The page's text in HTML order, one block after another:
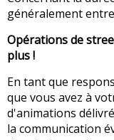
généralement
Opérations de
plus !
En tant que
que vous avez à
d'animations
la communication